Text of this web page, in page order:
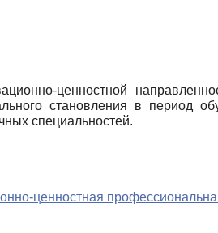
ценностной
становления в период
специальностей.
ценностная